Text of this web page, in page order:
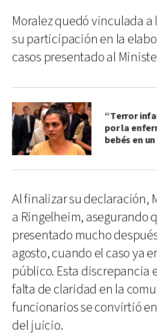
Moralez quedó vinculada
su participación en la
casos presentado al
“Terror
por la
bebés en
Al finalizar su declaración,
a Ringelheim, asegurando
presentado mucho
agosto, cuando el caso ya
público. Esta discrepancia
falta de claridad en la
funcionarios se convirtió
del juicio.